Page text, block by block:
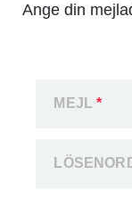
Ange din
MEJL*